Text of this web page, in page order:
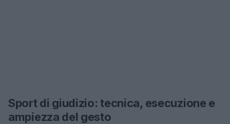
Sport di giudizio: tecnica, esecuzione e
ampiezza del gesto